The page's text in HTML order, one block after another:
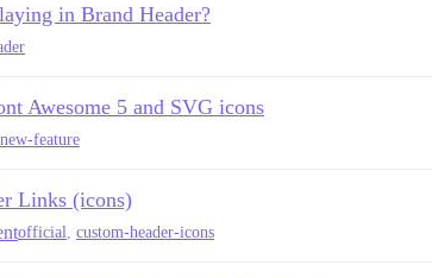
in Brand Header?
Awesome 5 and SVG icons
new-feature
Links (icons)
official, custom-header-icons